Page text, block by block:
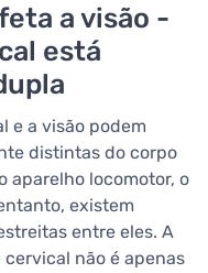
a visão -
está
e a visão podem
distintas do corpo
aparelho locomotor, o
existem
entre eles. A
não é apenas